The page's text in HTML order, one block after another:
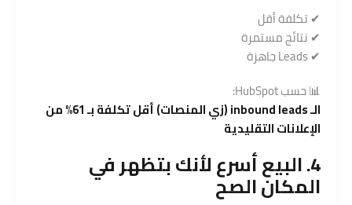
✔ تكلفة أقل
✔ نتائج مستمرة
✔ Leads جاهزة
📊 حسب HubSpot:
الـ inbound leads (زي المنصات) أقل تكلفة بـ 61% من
الإعلانات التقليدية
4. البيع أسرع لأنك بتظهر في
المكان الصح